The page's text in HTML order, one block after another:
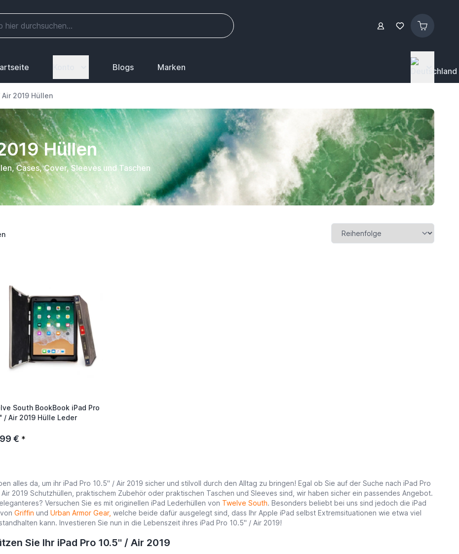
Blogs Marken
Air 2019 Hüllen
Hüllen
Cases, Cover, Sleeves und Taschen
South BookBook iPad Pro
/ Air 2019 Hülle Leder
€ *
alles da, um ihr iPad Pro 10.5" / Air 2019 sicher und stilvoll durch den Alltag zu bringen! Egal ob Sie auf der Suche nach iPad Pro
2019 Schutzhüllen, praktischem Zubehör oder praktischen Taschen und Sleeves sind, wir haben sicher ein passendes Angebot.
Versuchen Sie es mit originellen iPad Lederhüllen von Twelve South. Besonders beliebt bei uns sind jedoch die iPad
Griffin und Urban Armor Gear, welche beide dafür ausgelegt sind, dass Ihr Apple iPad selbst Extremsituationen wie etwa viel
kann. Investieren Sie nun in die Lebenszeit ihres iPad Pro 10.5" / Air 2019!
Sie Ihr iPad Pro 10.5" / Air 2019